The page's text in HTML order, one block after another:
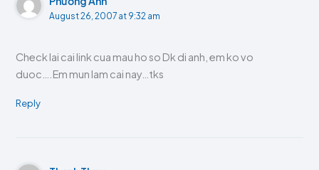
August 26, 2007 at 9:32 am
Check lai cai link cua mau ho so Dk di anh, em ko vo
duoc….Em mun lam cai nay…tks
Reply